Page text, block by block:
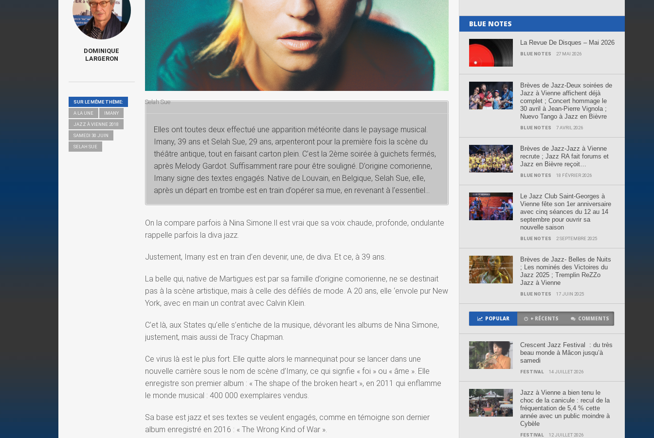
Selah Sue
Elles ont toutes deux effectué une apparition météorite dans le paysage musical.
Imany, 39 ans et Selah Sue, 29 ans, arpenteront pour la première fois la scène du
théâtre antique, tout en faisant carton plein. C’est la 2ème soirée à guichets fermés,
après Melody Gardot. Suffisamment rare pour être souligné. D’origine comorienne,
Imany signe des textes engagés. Native de Louvain, en Belgique, Selah Sue, elle,
après un départ en trombe est en train d’opérer sa mue, en revenant à l’essentiel…
On la compare parfois à Nina Simone.Il est vrai que sa voix chaude, profonde, ondulante
rappelle parfois la diva jazz.
Justement, Imany est en train d’en devenir, une, de diva. Et ce, à 39 ans.
La belle qui, native de Martigues est par sa famille d’origine comorienne, ne se destinait
pas à la scène artistique, mais à celle des défilés de mode. A 20 ans, elle ‘envole pur New
York, avec en main un contrat avec Calvin Klein.
C’et là, aux States qu’elle s’entiche de la musique, dévorant les albums de Nina Simone,
justement, mais aussi de Tracy Chapman.
Ce virus là est le plus fort. Elle quitte alors le mannequinat pour se lancer dans une
nouvelle carrière sous le nom de scène d’Imany, ce qui signfie « foi » ou « âme ». Elle
enregistre son premier album : « The shape of the broken heart », en 2011 qui enflamme
le monde musical : 400 000 exemplaires vendus.
Sa base est jazz et ses textes se veulent engagés, comme en témoigne son dernier
album enregistré en 2016 : « The Wrong Kind of War ».
DOMINIQUE
LARGERON
SUR LE MÊME THÈME:
A LA UNE IMANY
JAZZ À VIENNE 2018
SAMEDI 30 JUIN
SELAH SUE
BLUE NOTES
La Revue De Disques – Mai 2026
BLUE NOTES 27 MAI 2026
Brèves de Jazz-Deux soirées de
Jazz à Vienne affichent déjà
complet ; Concert hommage le
30 avril à Jean-Pierre Vignola ;
Nuevo Tango à Jazz en Bièvre
BLUE NOTES 7 AVRIL 2026
Brèves de Jazz-Jazz à Vienne
recrute ; Jazz RA fait forums et
Jazz en Bièvre reçoit…
BLUE NOTES 18 FÉVRIER 2026
Le Jazz Club Saint-Georges à
Vienne fête son 1er anniversaire
avec cinq séances du 12 au 14
septembre pour ouvrir sa
nouvelle saison
BLUE NOTES 2 SEPTEMBRE 2025
Brèves de Jazz- Belles de Nuits
; Les nominés des Victoires du
Jazz 2025 ; Tremplin ReZZo
Jazz à Vienne
BLUE NOTES 17 JUIN 2025
POPULAR + RÉCENTS COMMENTS
Crescent Jazz Festival : du très
beau monde à Mâcon jusqu’à
samedi
FESTIVAL 14 JUILLET 2026
Jazz à Vienne a bien tenu le
choc de la canicule : recul de la
fréquentation de 5,4 % cette
année avec un public moindre à
Cybèle
FESTIVAL 12 JUILLET 2026